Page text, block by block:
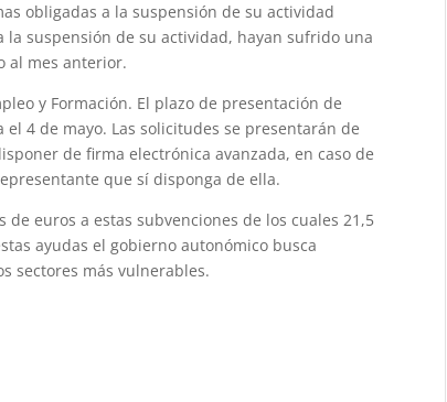
obligadas a la suspensión de su actividad
suspensión de su actividad, hayan sufrido una
al mes anterior.
y Formación. El plazo de presentación de
4 de mayo. Las solicitudes se presentarán de
de firma electrónica avanzada, en caso de
que sí disponga de ella.
euros a estas subvenciones de los cuales 21,5
ayudas el gobierno autonómico busca
sectores más vulnerables.